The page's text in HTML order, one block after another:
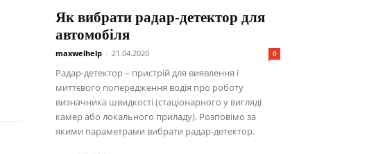
Як вибрати радар-детектор для
автомобіля
maxwelhelp - 21.04.2020 0
Радар-детектор – пристрій для виявлення і
миттєвого попередження водія про роботу
визначника швидкості (стаціонарного у вигляді
камер або локального приладу). Розповімо за
якими параметрами вибрати радар-детектор.